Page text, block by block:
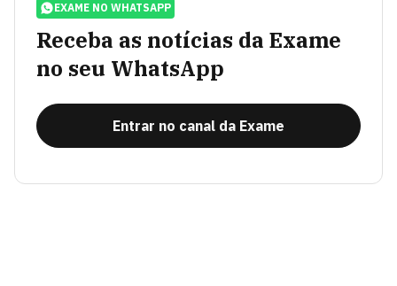
EXAME NO WHATSAPP
Receba as notícias da Exame
no seu WhatsApp
Entrar no canal da Exame